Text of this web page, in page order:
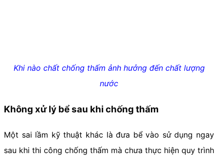
Khi nào chất chống thấm ảnh hưởng đến chất lượng
nước
Không xử lý bể sau khi chống thấm
Một sai lầm kỹ thuật khác là đưa bể vào sử dụng ngay
sau khi thi công chống thấm mà chưa thực hiện quy trình